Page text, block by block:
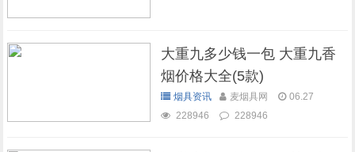
大重九多少钱一包 大重九香
烟价格大全(5款)
烟具资讯 麦烟具网
06.27
228946
228946